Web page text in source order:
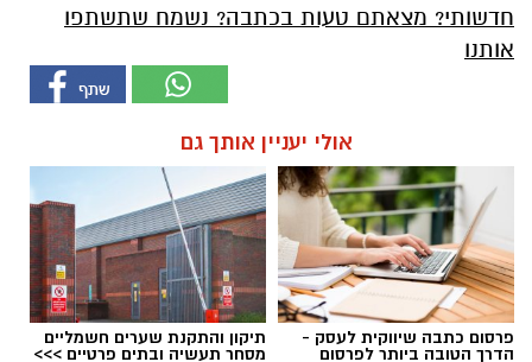
חדשותי? מצאתם טעות בכתבה? נשמח שתשתפו
אותנו
אולי יעניין אותך גם
פרסום כתבה שיווקית לעסק -
הדרך הטובה ביותר לפרסום
תיקון והתקנת שערים חשמליים
מסחר תעשיה ובתים פרטיים >>>